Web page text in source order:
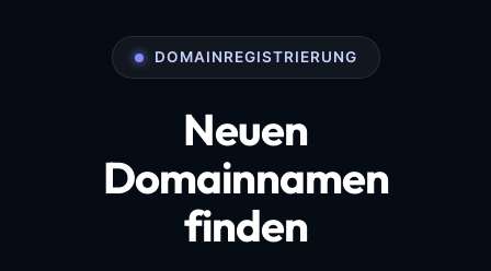
DOMAINREGISTRIERUNG
Neuen
Domainnamen
finden